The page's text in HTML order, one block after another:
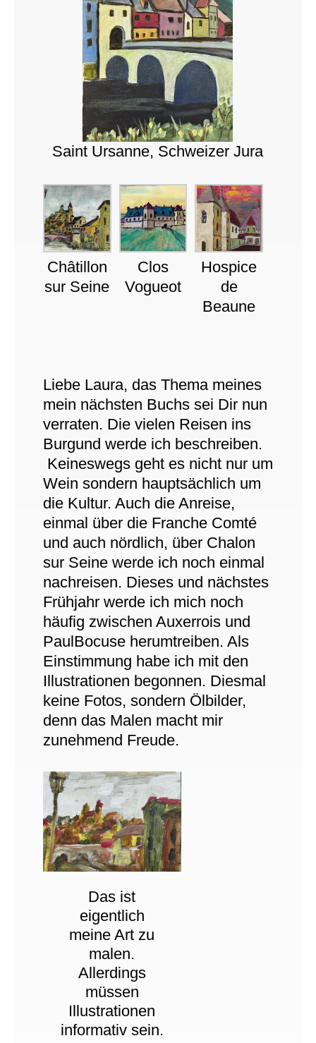
Saint Ursanne, Schweizer Jura
Châtillon
sur Seine
Clos
Vogueot
Hospice
de
Beaune
Liebe Laura, das Thema meines
mein nächsten Buchs sei Dir nun
verraten. Die vielen Reisen ins
Burgund werde ich beschreiben.
Keineswegs geht es nicht nur um
Wein sondern hauptsächlich um
die Kultur. Auch die Anreise,
einmal über die Franche Comté
und auch nördlich, über Chalon
sur Seine werde ich noch einmal
nachreisen. Dieses und nächstes
Frühjahr werde ich mich noch
häufig zwischen Auxerrois und
PaulBocuse herumtreiben. Als
Einstimmung habe ich mit den
Illustrationen begonnen. Diesmal
keine Fotos, sondern Ölbilder,
denn das Malen macht mir
zunehmend Freude.
Das ist
eigentlich
meine Art zu
malen.
Allerdings
müssen
Illustrationen
informativ sein.